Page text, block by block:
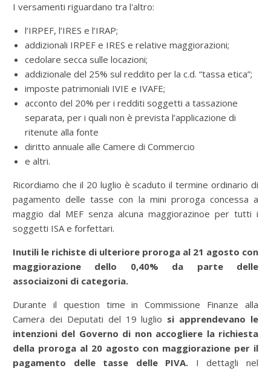
I versamenti riguardano tra l'altro:
l’IRPEF, l’IRES e l’IRAP;
addizionali IRPEF e IRES e relative maggiorazioni;
cedolare secca sulle locazioni;
addizionale del 25% sul reddito per la c.d. “tassa etica”;
imposte patrimoniali IVIE e IVAFE;
acconto del 20% per i redditi soggetti a tassazione
separata, per i quali non è prevista l’applicazione di
ritenute alla fonte
diritto annuale alle Camere di Commercio
e altri.
Ricordiamo che il 20 luglio è scaduto il termine ordinario di
pagamento delle tasse con la mini proroga concessa a
maggio dal MEF senza alcuna maggiorazinoe per tutti i
soggetti ISA e forfettari.
Inutili le richiste di ulteriore proroga al 21 agosto con
maggiorazione dello 0,40% da parte delle
associaizoni di categoria.
Durante il question time in Commissione Finanze alla
Camera dei Deputati del 19 luglio si apprendevano le
intenzioni del Governo di non accogliere la richiesta
della proroga al 20 agosto con maggiorazione per il
pagamento delle tasse delle PIVA. I dettagli nel